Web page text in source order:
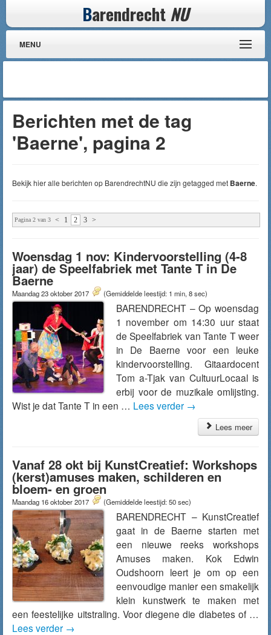
Barendrecht NU
MENU
Berichten met de tag
'Baerne', pagina 2
Bekijk hier alle berichten op BarendrechtNU die zijn getagged met Baerne.
Pagina 2 van 3 < 1 2 3 >
Woensdag 1 nov: Kindervoorstelling (4-8
jaar) de Speelfabriek met Tante T in De
Baerne
Maandag 23 oktober 2017 (Gemiddelde leestijd: 1 min, 8 sec)
BARENDRECHT – Op woensdag
1 november om 14:30 uur staat
de Speelfabriek van Tante T weer
in De Baerne voor een leuke
kindervoorstelling. Gitaardocent
Tom a-Tjak van CultuurLocaal is
erbij voor de muzikale omlijsting.
Wist je dat Tante T in een … Lees verder →
Lees meer
Vanaf 28 okt bij KunstCreatief: Workshops
(kerst)amuses maken, schilderen en
bloem- en groen
Maandag 16 oktober 2017 (Gemiddelde leestijd: 50 sec)
BARENDRECHT – KunstCreatief
gaat in de Baerne starten met
een nieuwe reeks workshops
Amuses maken. Kok Edwin
Oudshoorn leert je om op een
eenvoudige manier een smakelijk
klein kunstwerk te maken met
een feestelijke uitstraling. Voor diegene die diabetes of …
Lees verder →